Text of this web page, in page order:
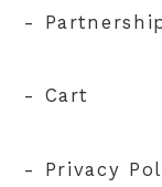
-
- Cart
- Privacy